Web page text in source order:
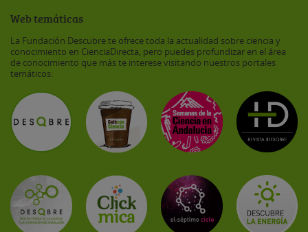
Web temáticas
La Fundación Descubre te ofrece toda la actualidad sobre ciencia y
conocimiento en CienciaDirecta, pero puedes profundizar en el área
de conocimiento que más te interese visitando nuestros portales
temáticos: